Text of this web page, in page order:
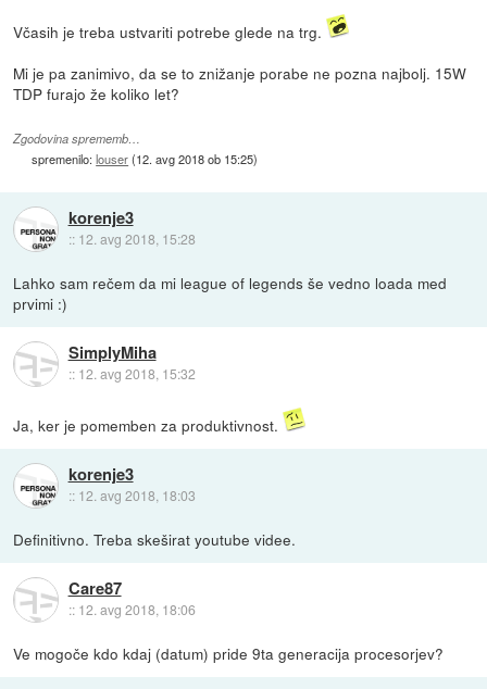
Včasih je treba ustvariti potrebe glede na trg.
Mi je pa zanimivo, da se to znižanje porabe ne pozna najbolj. 15W
TDP furajo že koliko let?
Zgodovina sprememb…
spremenilo:louser(12. avg 2018 ob 15:25)
korenje3
:: 12. avg 2018, 15:28
Lahko sam rečem da mi league of legends še vedno loada med
prvimi :)
SimplyMiha
:: 12. avg 2018, 15:32
Ja, ker je pomemben za produktivnost.
korenje3
:: 12. avg 2018, 18:03
Definitivno. Treba skeširat youtube videe.
Care87
:: 12. avg 2018, 18:06
Ve mogoče kdo kdaj (datum) pride 9ta generacija procesorjev?